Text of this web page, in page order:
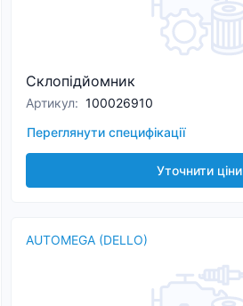
Склопідйомник
Артикул: 100026910
Переглянути специфікації
Уточнити ціни
AUTOMEGA (DELLO)